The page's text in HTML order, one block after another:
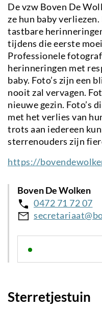
De vzw Boven De
ze hun baby
tastbare
tijdens die eerste
Professionele
herinneringen met
baby. Foto’s zijn een
nooit zal vervagen.
nieuwe gezin. Foto’s
met het verlies van
trots aan iedereen
sterrenouders zijn
https://
Boven De Wolken
0472 71 72 07
Sterretjestuin